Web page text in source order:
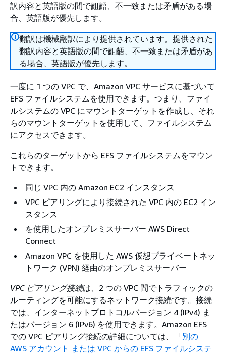
訳内容と英語版の間で齟齬、不一致または矛盾がある場
合、英語版が優先します。
翻訳は機械翻訳により提供されています。提供された
翻訳内容と英語版の間で齟齬、不一致または矛盾があ
る場合、英語版が優先します。
一度に 1 つの VPC で、Amazon VPC サービスに基づいて
EFS ファイルシステムを使用できます。つまり、ファイ
ルシステムの VPC にマウントターゲットを作成し、それ
らのマウントターゲットを使用して、ファイルシステム
にアクセスできます。
これらのターゲットから EFS ファイルシステムをマウン
トできます。
同じ VPC 内の Amazon EC2 インスタンス
VPC ピアリングにより接続された VPC 内の EC2 イン
スタンス
を使用したオンプレミスサーバー AWS Direct
Connect
Amazon VPC を使用した AWS 仮想プライベートネッ
トワーク (VPN) 経由のオンプレミスサーバー
VPC ピアリング接続は、2 つの VPC 間でトラフィックの
ルーティングを可能にするネットワーク接続です。接続
では、インターネットプロトコルバージョン 4 (IPv4) ま
たはバージョン 6 (IPv6) を使用できます。Amazon EFS
での VPC ピアリング接続の詳細については、「別の
AWS アカウント または VPC からの EFS ファイルシステ